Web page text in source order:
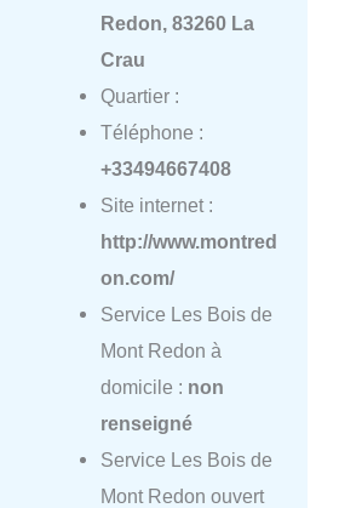
Redon, 83260 La
Crau
Quartier :
Téléphone :
+33494667408
Site internet :
http://www.montred
on.com/
Service Les Bois de
Mont Redon à
domicile : non
renseigné
Service Les Bois de
Mont Redon ouvert